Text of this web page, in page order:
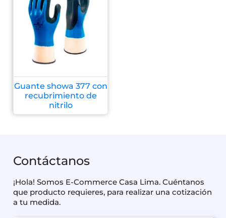
Guante showa 377 con
recubrimiento de
nitrilo
Contáctanos
¡Hola! Somos E-Commerce Casa Lima. Cuéntanos
que producto requieres, para realizar una cotización
a tu medida.